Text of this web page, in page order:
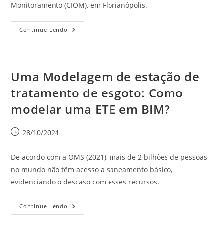
Monitoramento (CIOM), em Florianópolis.
Continue Lendo
Uma Modelagem de estação de
tratamento de esgoto: Como
modelar uma ETE em BIM?
28/10/2024
De acordo com a OMS (2021), mais de 2 bilhões de pessoas
no mundo não têm acesso a saneamento básico,
evidenciando o descaso com esses recursos.
Continue Lendo